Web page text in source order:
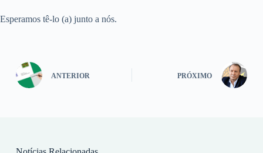
Esperamos tê-lo (a) junto a nós.
ANTERIOR PRÓXIMO